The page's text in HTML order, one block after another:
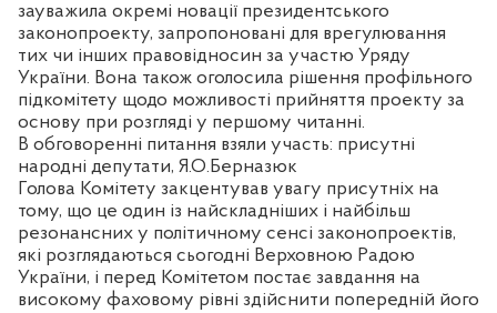
зауважила окремі новації президентського
законопроекту, запропоновані для врегулювання
тих чи інших правовідносин за участю Уряду
України. Вона також оголосила рішення профільного
підкомітету щодо можливості прийняття проекту за
основу при розгляді у першому читанні.
В обговоренні питання взяли участь: присутні
народні депутати, Я.О.Берназюк
Голова Комітету закцентував увагу присутніх на
тому, що це один із найскладніших і найбільш
резонансних у політичному сенсі законопроектів,
які розглядаються сьогодні Верховною Радою
України, і перед Комітетом постає завдання на
високому фаховому рівні здійснити попередній його